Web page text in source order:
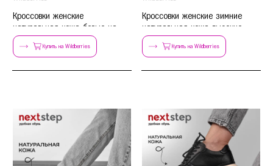
Кроссовки женские
натуральная кожа белые на
платформе
Купить на Wildberries
Кроссовки женские зимние
натуральная кожа высокие
легкие
Купить на Wildberries